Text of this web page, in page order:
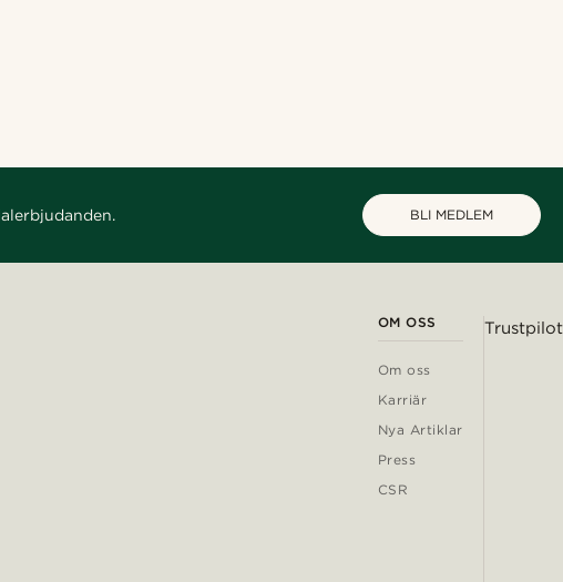
BLI MEDLEM
OM OSS
Om oss
Karriär
Nya Artiklar
Press
CSR
Trustpilot